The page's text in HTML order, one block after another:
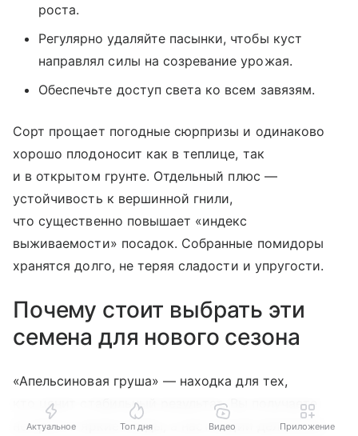
роста.
Регулярно удаляйте пасынки, чтобы куст
направлял силы на созревание урожая.
Обеспечьте доступ света ко всем завязям.
Сорт прощает погодные сюрпризы и одинаково
хорошо плодоносит как в теплице, так
и в открытом грунте. Отдельный плюс —
устойчивость к вершинной гнили,
что существенно повышает «индекс
выживаемости» посадок. Собранные помидоры
хранятся долго, не теряя сладости и упругости.
Почему стоит выбрать эти
семена для нового сезона
«Апельсиновая груша» — находка для тех,
кто ценит стабильный результат. Вы получаете
не просто яркие плоды, а настоящий деликатес:
Актуальное Топ дня Видео Приложение